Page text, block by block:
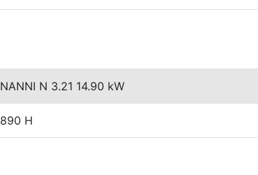
NANNI N 3.21 14.90 kW
890 H